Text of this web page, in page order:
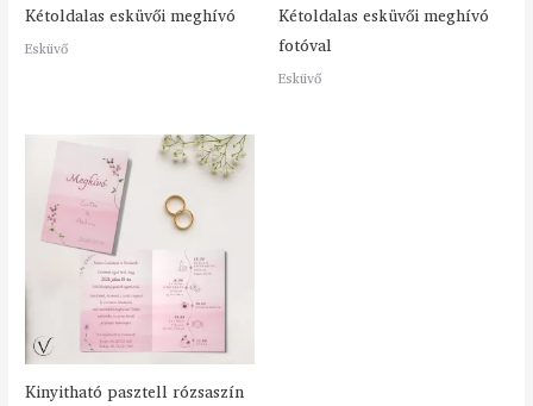
Kétoldalas esküvői meghívó
Esküvő
Kétoldalas esküvői meghívó
fotóval
Esküvő
Kinyitható pasztell rózsaszín